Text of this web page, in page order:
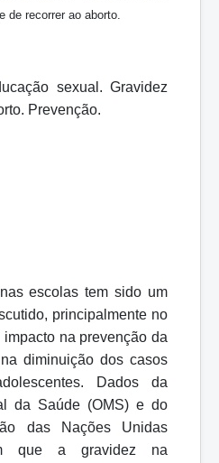
de recorrer ao aborto.
sexual. Gravidez
Prevenção.
escolas tem sido um
principalmente no
na prevenção da
diminuição dos casos
Dados da
da Saúde (OMS) e do
das Nações Unidas
que a gravidez na